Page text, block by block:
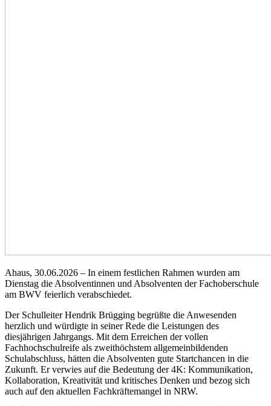
Ahaus, 30.06.2026 – In einem festlichen Rahmen wurden am
Dienstag die Absolventinnen und Absolventen der Fachoberschule
am BWV feierlich verabschiedet.
Der Schulleiter Hendrik Brügging begrüßte die Anwesenden
herzlich und würdigte in seiner Rede die Leistungen des
diesjährigen Jahrgangs. Mit dem Erreichen der vollen
Fachhochschulreife als zweithöchstem allgemeinbildenden
Schulabschluss, hätten die Absolventen gute Startchancen in die
Zukunft. Er verwies auf die Bedeutung der 4K: Kommunikation,
Kollaboration, Kreativität und kritisches Denken und bezog sich
auch auf den aktuellen Fachkräftemangel in NRW.